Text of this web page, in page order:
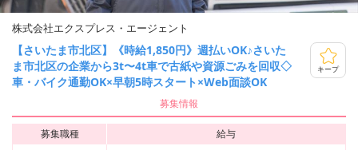
株式会社エクスプレス・エージェント
【さいたま市北区】《時給1,850円》週払いOK♪さいた
ま市北区の企業から3t〜4t車で古紙や資源ごみを回収◇
車・バイク通勤OK×早朝5時スタート×Web面談OK
キープ
募集情報
募集職種
給与